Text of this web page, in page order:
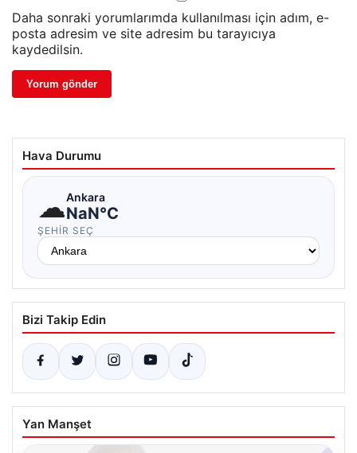
Daha sonraki yorumlarımda kullanılması için adım, e-
posta adresim ve site adresim bu tarayıcıya
kaydedilsin.
Hava Durumu
☁Ankara
NaN°C
ŞEHIR SEÇ
Bizi Takip Edin
Yan Manşet